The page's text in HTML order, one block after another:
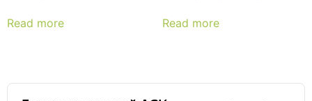
Read more Read more